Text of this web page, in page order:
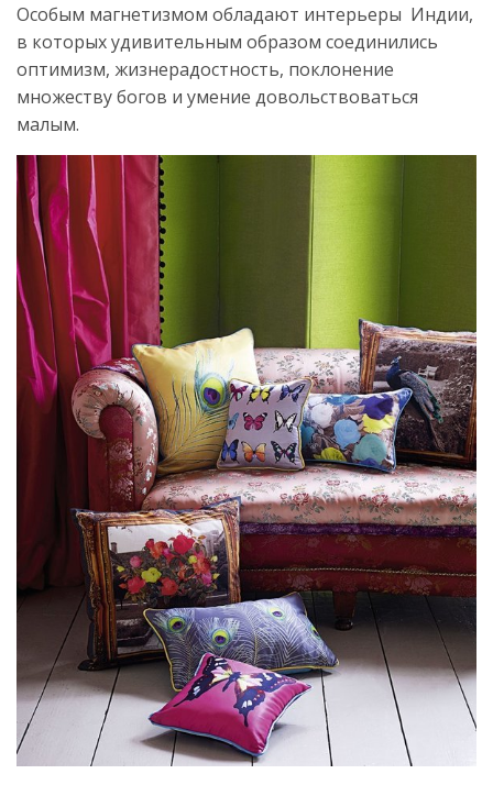
Особым магнетизмом обладают интерьеры Индии,
в которых удивительным образом соединились
оптимизм, жизнерадостность, поклонение
множеству богов и умение довольствоваться
малым.